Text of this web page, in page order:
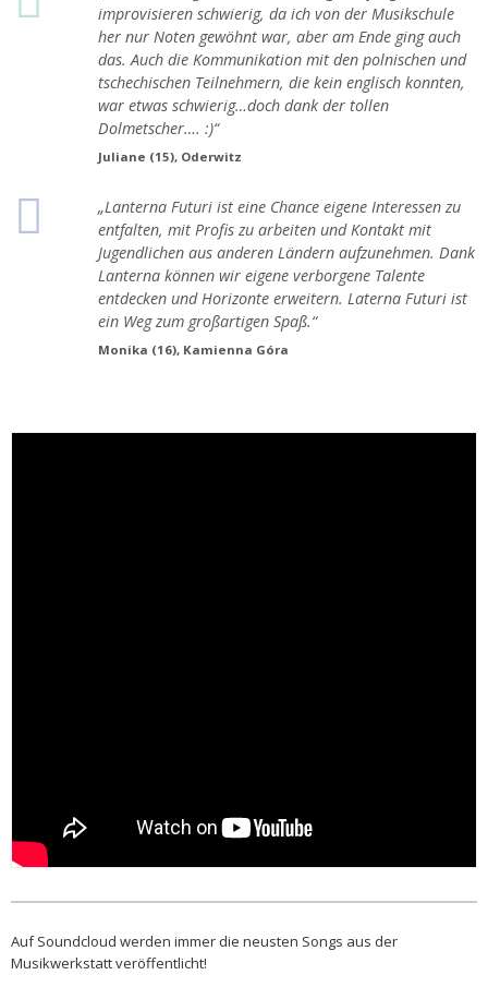
improvisieren schwierig, da ich von der Musikschule
her nur Noten gewöhnt war, aber am Ende ging auch
das. Auch die Kommunikation mit den polnischen und
tschechischen Teilnehmern, die kein englisch konnten,
war etwas schwierig…doch dank der tollen
Dolmetscher…. :)“
Juliane (15), Oderwitz
„Lanterna Futuri ist eine Chance eigene Interessen zu
entfalten, mit Profis zu arbeiten und Kontakt mit
Jugendlichen aus anderen Ländern aufzunehmen. Dank
Lanterna können wir eigene verborgene Talente
entdecken und Horizonte erweitern. Laterna Futuri ist
ein Weg zum großartigen Spaß.“
Monika (16), Kamienna Góra
Auf Soundcloud werden immer die neusten Songs aus der
Musikwerkstatt veröffentlicht!